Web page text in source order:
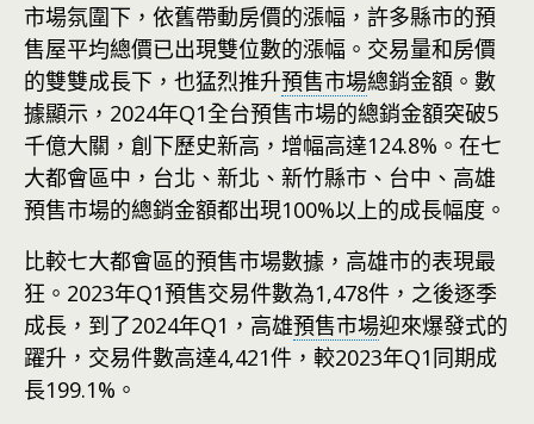
市場氛圍下，依舊帶動房價的漲幅，許多縣市的預
售屋平均總價已出現雙位數的漲幅。交易量和房價
的雙雙成長下，也猛烈推升預售市場總銷金額。數
據顯示，2024年Q1全台預售市場的總銷金額突破5
千億大關，創下歷史新高，增幅高達124.8%。在七
大都會區中，台北、新北、新竹縣市、台中、高雄
預售市場的總銷金額都出現100%以上的成長幅度。
比較七大都會區的預售市場數據，高雄市的表現最
狂。2023年Q1預售交易件數為1,478件，之後逐季
成長，到了2024年Q1，高雄預售市場迎來爆發式的
躍升，交易件數高達4,421件，較2023年Q1同期成
長199.1%。